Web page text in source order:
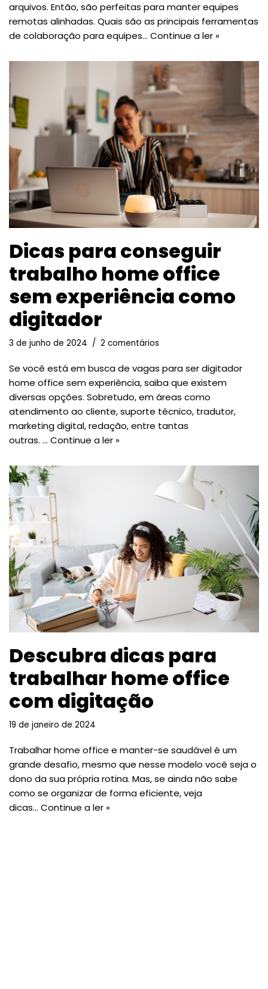
arquivos. Então, são perfeitas para manter equipes
remotas alinhadas. Quais são as principais ferramentas
de colaboração para equipes… Continue a ler »
Dicas para conseguir
trabalho home office
sem experiência como
digitador
3 de junho de 2024 2 comentários
Se você está em busca de vagas para ser digitador
home office sem experiência, saiba que existem
diversas opções. Sobretudo, em áreas como
atendimento ao cliente, suporte técnico, tradutor,
marketing digital, redação, entre tantas
outras. … Continue a ler »
Descubra dicas para
trabalhar home office
com digitação
19 de janeiro de 2024
Trabalhar home office e manter-se saudável é um
grande desafio, mesmo que nesse modelo você seja o
dono da sua própria rotina. Mas, se ainda não sabe
como se organizar de forma eficiente, veja
dicas… Continue a ler »